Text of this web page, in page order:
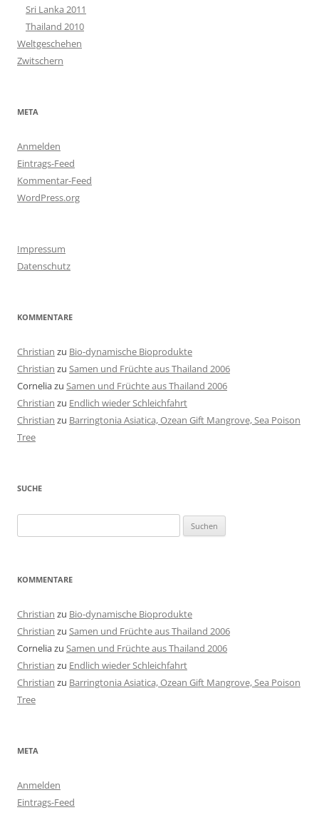
Sri Lanka 2011
Thailand 2010
Weltgeschehen
Zwitschern
META
Anmelden
Eintrags-Feed
Kommentar-Feed
WordPress.org
Impressum
Datenschutz
KOMMENTARE
Christian zu Bio-dynamische Bioprodukte
Christian zu Samen und Früchte aus Thailand 2006
Corneliazu Samen und Früchte aus Thailand 2006
Christian zu Endlich wieder Schleichfahrt
Christian zu Barringtonia Asiatica, Ozean Gift Mangrove, Sea Poison
Tree
SUCHE
nach:
KOMMENTARE
Christian zu Bio-dynamische Bioprodukte
Christian zu Samen und Früchte aus Thailand 2006
Corneliazu Samen und Früchte aus Thailand 2006
Christian zu Endlich wieder Schleichfahrt
Christian zu Barringtonia Asiatica, Ozean Gift Mangrove, Sea Poison
Tree
META
Anmelden
Eintrags-Feed